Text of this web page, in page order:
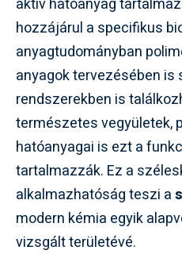
aktív hatóanyag tartalmaz
hozzájárul a specifikus
anyagtudományban
anyagok tervezésében is
rendszerekben is
természetes vegyületek,
hatóanyagai is ezt a
tartalmazzák. Ez a
alkalmazhatóság teszi a
modern kémia egyik
vizsgált területévé.